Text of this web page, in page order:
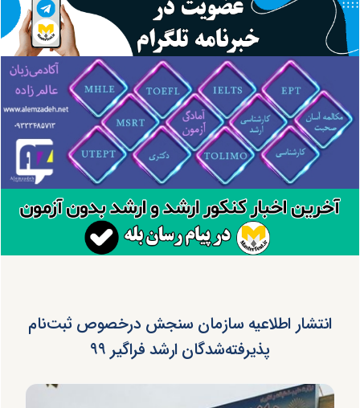
انتشار اطلاعیه سازمان سنجش درخصوص ثبت‌نام
پذیرفته‌شدگان ارشد فراگیر ۹۹